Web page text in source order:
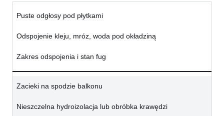
Puste odgłosy pod płytkami
Odspojenie kleju, mróz, woda pod okładziną
Zakres odspojenia i stan fug
Zacieki na spodzie balkonu
Nieszczelna hydroizolacja lub obróbka krawędzi